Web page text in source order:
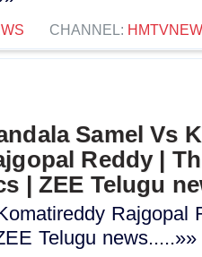
CHANNEL:
Samel Vs
Reddy |
| ZEE Telugu
Rajgopal
Telugu news.....»»